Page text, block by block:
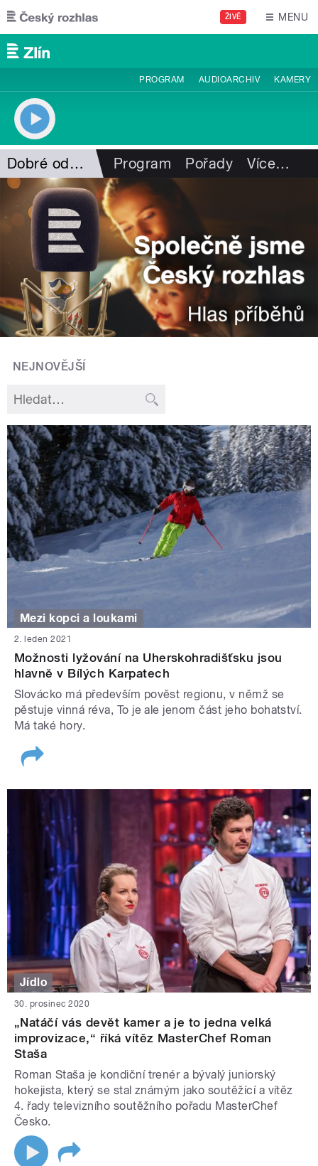
Přejít k hlavnímu obsahu
ŽIVĚ MENU
PROGRAM AUDIOARCHIV KAMERY
Dobré odpoledne s ČRo Zlín Program Pořady Více…
NEJNOVĚJŠÍ
Mezi kopci a loukami
2. leden 2021
Možnosti lyžování na Uherskohradišťsku jsou
hlavně v Bílých Karpatech
Slovácko má především pověst regionu, v němž se
pěstuje vinná réva, To je ale jenom část jeho bohatství.
Má také hory.
Jídlo
30. prosinec 2020
„Natáčí vás devět kamer a je to jedna velká
improvizace,“ říká vítěz MasterChef Roman
Staša
Roman Staša je kondiční trenér a bývalý juniorský
hokejista, který se stal známým jako soutěžící a vítěz
4. řady televizního soutěžního pořadu MasterChef
Česko.